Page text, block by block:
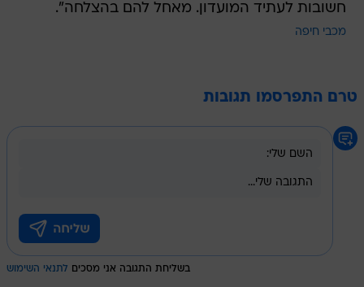
חשובות לעתיד המועדון. מאחל להם בהצלחה".
מכבי חיפה
טרם התפרסמו תגובות
בשליחת התגובה אני מסכים לתנאי השימוש